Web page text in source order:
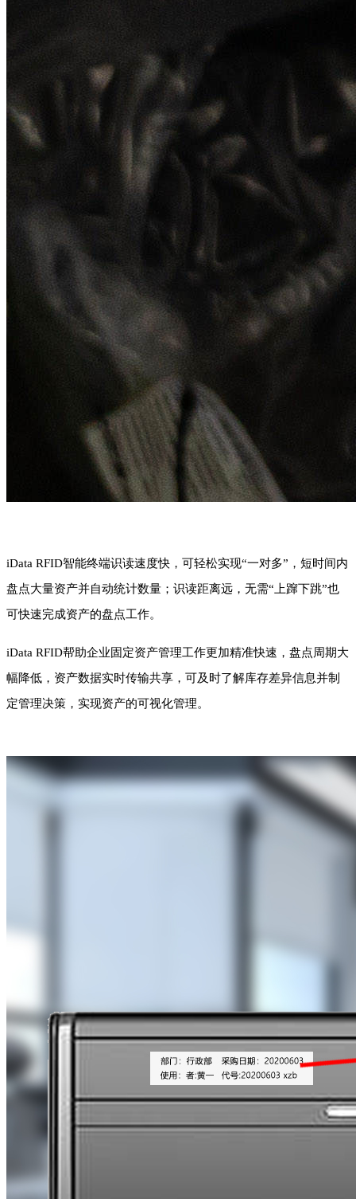
iData RFID智能终端识读速度快，可轻松实现“一对多”，短时间内
盘点大量资产并自动统计数量；识读距离远，无需“上蹿下跳”也
可快速完成资产的盘点工作。
iData RFID帮助企业固定资产管理工作更加精准快速，盘点周期大
幅降低，资产数据实时传输共享，可及时了解库存差异信息并制
定管理决策，实现资产的可视化管理。